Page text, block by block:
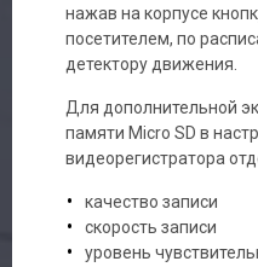
нажав на корпусе
посетителем, по
детектору движения.
Для дополнительной
памяти Micro SD в
видеорегистратора
качество записи
скорость записи
уровень